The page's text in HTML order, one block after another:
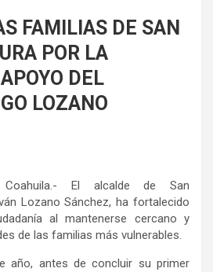
FAMILIAS DE SAN
POR LA
DEL
LOZANO
.-
El alcalde de San
Lozano Sánchez, ha fortalecido
al mantenerse cercano y
de las familias más vulnerables.
año, antes de concluir su primer